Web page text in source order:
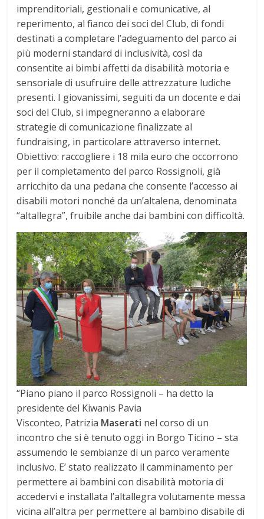
imprenditoriali, gestionali e comunicative, al
reperimento, al fianco dei soci del Club, di fondi
destinati a completare l’adeguamento del parco ai
più moderni standard di inclusività, così da
consentite ai bimbi affetti da disabilità motoria e
sensoriale di usufruire delle attrezzature ludiche
presenti. I giovanissimi, seguiti da un docente e dai
soci del Club, si impegneranno a elaborare
strategie di comunicazione finalizzate al
fundraising, in particolare attraverso internet.
Obiettivo: raccogliere i 18 mila euro che occorrono
per il completamento del parco Rossignoli, già
arricchito da una pedana che consente l’accesso ai
disabili motori nonché da un’altalena, denominata
“altallegra”, fruibile anche dai bambini con difficoltà.
“Piano piano il parco Rossignoli – ha detto la
presidente del Kiwanis Pavia
Visconteo, Patrizia Maserati nel corso di un
incontro che si è tenuto oggi in Borgo Ticino – sta
assumendo le sembianze di un parco veramente
inclusivo. E’ stato realizzato il camminamento per
permettere ai bambini con disabilità motoria di
accedervi e installata l’altallegra volutamente messa
vicina all’altra per permettere al bambino disabile di